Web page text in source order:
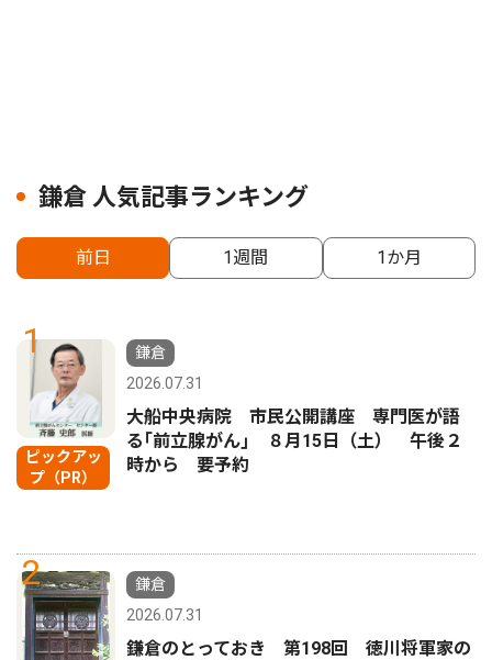
鎌倉 人気記事ランキング
前日 1週間 1か月
1
ピックアッ
プ（PR）
鎌倉
2026.07.31
大船中央病院 市民公開講座 専門医が語
る｢前立腺がん｣ ８月15日（土） 午後２
時から 要予約
2
鎌倉
2026.07.31
鎌倉のとっておき 第198回 徳川将軍家の